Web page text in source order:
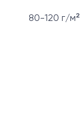
80-120 г/м²